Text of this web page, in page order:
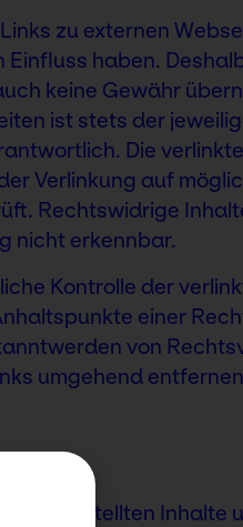
zu externen
Einfluss haben.
keine Gewähr
ist stets der
Die
Verlinkung auf
Rechtswidrige
nicht erkennbar.
Kontrolle der
einer
von
umgehend
erstellten Inhalte